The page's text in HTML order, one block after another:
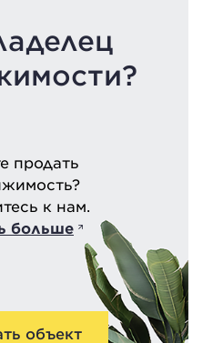
продать
к нам.
больше
объект